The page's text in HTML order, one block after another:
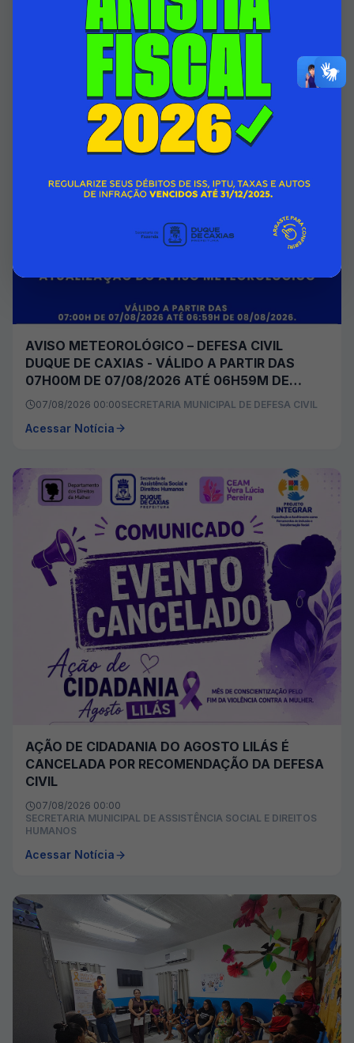
HOSPITAL INFANTIL ISMÉLIA DA SILVEIRA
PASSA A CONTAR COM ÁREA DO 1º ANDAR
TOTALMENTE REFORMADA
SECRETARIA MUNICIPAL DE SAÚDE
Acessar Notícia
AVISO METEOROLÓGICO – DEFESA CIVIL
DUQUE DE CAXIAS - VÁLIDO A PARTIR DAS
07H00M DE 07/08/2026 ATÉ 06H59M DE
08/08/2026
07/08/2026 00:00SECRETARIA MUNICIPAL DE DEFESA CIVIL
Acessar Notícia
AÇÃO DE CIDADANIA DO AGOSTO LILÁS É
CANCELADA POR RECOMENDAÇÃO DA DEFESA
CIVIL
07/08/2026 00:00
SECRETARIA MUNICIPAL DE ASSISTÊNCIA SOCIAL E DIREITOS
HUMANOS
Acessar Notícia